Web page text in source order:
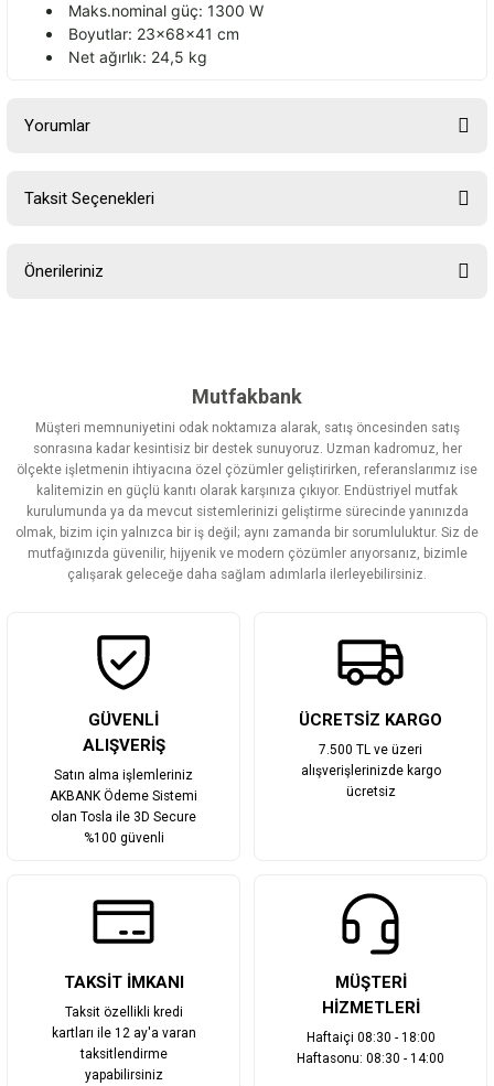
Maks.nominal güç: 1300 W
Boyutlar: 23x68x41 cm
Net ağırlık: 24,5 kg
Yorumlar
Taksit Seçenekleri
Önerileriniz
Görüş ve önerileriniz için teşekkür ederiz.
Ürün resmi kalitesiz, bozuk veya görüntülenemiyor.
Ürün açıklamasında eksik bilgiler bulunuyor.
Ürün bilgilerinde hatalar bulunuyor.
Ürün fiyatı diğer sitelerden daha pahalı.
Bu ürüne benzer farklı alternatifler olmalı.
Mutfakbank
Müşteri memnuniyetini odak noktamıza alarak, satış öncesinden satış
sonrasına kadar kesintisiz bir destek sunuyoruz. Uzman kadromuz, her
ölçekte işletmenin ihtiyacına özel çözümler geliştirirken, referanslarımız ise
kalitemizin en güçlü kanıtı olarak karşınıza çıkıyor. Endüstriyel mutfak
kurulumunda ya da mevcut sistemlerinizi geliştirme sürecinde yanınızda
olmak, bizim için yalnızca bir iş değil; aynı zamanda bir sorumluluktur. Siz de
mutfağınızda güvenilir, hijyenik ve modern çözümler arıyorsanız, bizimle
çalışarak geleceğe daha sağlam adımlarla ilerleyebilirsiniz.
GÜVENLİ
ALIŞVERİŞ
Satın alma işlemleriniz
AKBANK Ödeme Sistemi
olan Tosla ile 3D Secure
%100 güvenli
ÜCRETSİZ KARGO
7.500 TL ve üzeri
alışverişlerinizde kargo
ücretsiz
TAKSİT İMKANI
Taksit özellikli kredi
kartları ile 12 ay'a varan
taksitlendirme
yapabilirsiniz
MÜŞTERİ
HİZMETLERİ
Haftaiçi 08:30 - 18:00
Haftasonu: 08:30 - 14:00